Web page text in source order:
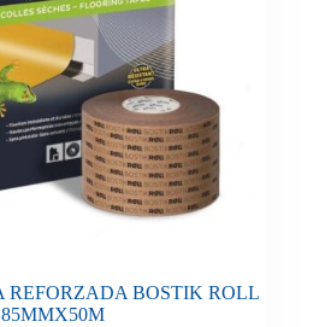
REFORZADA BOSTIK ROLL
85MMX50M